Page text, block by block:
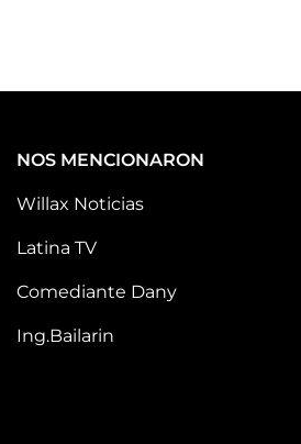
NOS MENCIONARON
Willax Noticias
Latina TV
Comediante Dany
Ing.Bailarin